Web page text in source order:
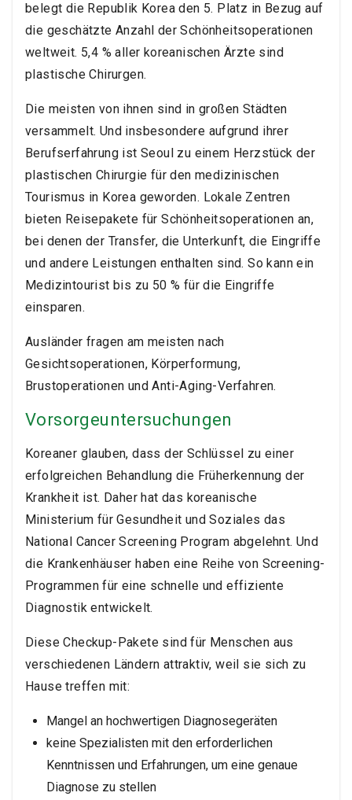
belegt die Republik Korea den 5. Platz in Bezug auf
die geschätzte Anzahl der Schönheitsoperationen
weltweit. 5,4 % aller koreanischen Ärzte sind
plastische Chirurgen.
Die meisten von ihnen sind in großen Städten
versammelt. Und insbesondere aufgrund ihrer
Berufserfahrung ist Seoul zu einem Herzstück der
plastischen Chirurgie für den medizinischen
Tourismus in Korea geworden. Lokale Zentren
bieten Reisepakete für Schönheitsoperationen an,
bei denen der Transfer, die Unterkunft, die Eingriffe
und andere Leistungen enthalten sind. So kann ein
Medizintourist bis zu 50 % für die Eingriffe
einsparen.
Ausländer fragen am meisten nach
Gesichtsoperationen, Körperformung,
Brustoperationen und Anti-Aging-Verfahren.
Vorsorgeuntersuchungen
Koreaner glauben, dass der Schlüssel zu einer
erfolgreichen Behandlung die Früherkennung der
Krankheit ist. Daher hat das koreanische
Ministerium für Gesundheit und Soziales das
National Cancer Screening Program abgelehnt. Und
die Krankenhäuser haben eine Reihe von Screening-
Programmen für eine schnelle und effiziente
Diagnostik entwickelt.
Diese Checkup-Pakete sind für Menschen aus
verschiedenen Ländern attraktiv, weil sie sich zu
Hause treffen mit:
Mangel an hochwertigen Diagnosegeräten
keine Spezialisten mit den erforderlichen
Kenntnissen und Erfahrungen, um eine genaue
Diagnose zu stellen